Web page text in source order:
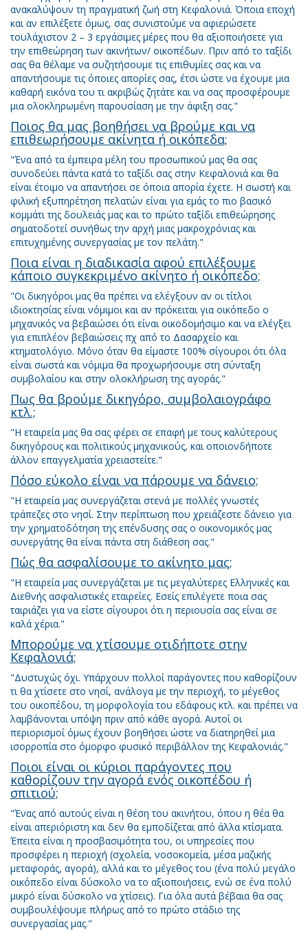
ανακαλύψουν τη πραγματική ζωή στη Κεφαλονιά. Όποια εποχή
και αν επιλέξετε όμως, σας συνιστούμε να αφιερώσετε
τουλάχιστον 2 – 3 εργάσιμες μέρες που θα αξιοποιήσετε για
την επιθεώρηση των ακινήτων/ οικοπέδων. Πριν από το ταξίδι
σας θα θέλαμε να συζητήσουμε τις επιθυμίες σας και να
απαντήσουμε τις όποιες απορίες σας, έτσι ώστε να έχουμε μια
καθαρή εικόνα του τι ακριβώς ζητάτε και να σας προσφέρουμε
μια ολοκληρωμένη παρουσίαση με την άφιξη σας."
Ποιος θα μας βοηθήσει να βρούμε και να
επιθεωρήσουμε ακίνητα ή οικόπεδα;
"Ένα από τα έμπειρα μέλη του προσωπικού μας θα σας
συνοδεύει πάντα κατά το ταξίδι σας στην Κεφαλονιά και θα
είναι έτοιμο να απαντήσει σε όποια απορία έχετε. Η σωστή και
φιλική εξυπηρέτηση πελατών είναι για εμάς το πιο βασικό
κομμάτι της δουλειάς μας και το πρώτο ταξίδι επιθεώρησης
σηματοδοτεί συνήθως την αρχή μιας μακροχρόνιας και
επιτυχημένης συνεργασίας με τον πελάτη."
Ποια είναι η διαδικασία αφού επιλέξουμε
κάποιο συγκεκριμένο ακίνητο ή οικόπεδο;
"Οι δικηγόροι μας θα πρέπει να ελέγξουν αν οι τίτλοι
ιδιοκτησίας είναι νόμιμοι και αν πρόκειται για οικόπεδο ο
μηχανικός να βεβαιώσει ότι είναι οικοδομήσιμο και να ελέγξει
για επιπλέον βεβαιώσεις πχ από το Δασαρχείο και
κτηματολόγιο. Μόνο όταν θα είμαστε 100% σίγουροι ότι όλα
είναι σωστά και νόμιμα θα προχωρήσουμε στη σύνταξη
συμβολαίου και στην ολοκλήρωση της αγοράς."
Πως θα βρούμε δικηγόρο, συμβολαιογράφο
κτλ.;
"Η εταιρεία μας θα σας φέρει σε επαφή με τους καλύτερους
δικηγόρους και πολιτικούς μηχανικούς, και οποιονδήποτε
άλλον επαγγελματία χρειαστείτε."
Πόσο εύκολο είναι να πάρουμε να δάνειο;
"Η εταιρεία μας συνεργάζεται στενά με πολλές γνωστές
τράπεζες στο νησί. Στην περίπτωση που χρειάζεστε δάνειο για
την χρηματοδότηση της επένδυσης σας ο οικονομικός μας
συνεργάτης θα είναι πάντα στη διάθεση σας."
Πώς θα ασφαλίσουμε το ακίνητο μας;
"Η εταιρεία μας συνεργάζεται με τις μεγαλύτερες Ελληνικές και
Διεθνής ασφαλιστικές εταιρείες. Εσείς επιλέγετε ποια σας
ταιριάζει για να είστε σίγουροι ότι η περιουσία σας είναι σε
καλά χέρια."
Μπορούμε να χτίσουμε οτιδήποτε στην
Κεφαλονιά;
"Δυστυχώς όχι. Υπάρχουν πολλοί παράγοντες που καθορίζουν
τι θα χτίσετε στο νησί, ανάλογα με την περιοχή, το μέγεθος
του οικοπέδου, τη μορφολογία του εδάφους κτλ. και πρέπει να
λαμβάνονται υπόψη πριν από κάθε αγορά. Αυτοί οι
περιορισμοί όμως έχουν βοηθήσει ώστε να διατηρηθεί μια
ισορροπία στο όμορφο φυσικό περιβάλλον της Κεφαλονιάς."
Ποιοι είναι οι κύριοι παράγοντες που
καθορίζουν την αγορά ενός οικοπέδου ή
σπιτιού;
"Ένας από αυτούς είναι η θέση του ακινήτου, όπου η θέα θα
είναι απεριόριστη και δεν θα εμποδίζεται από άλλα κτίσματα.
Έπειτα είναι η προσβασιμότητα του, οι υπηρεσίες που
προσφέρει η περιοχή (σχολεία, νοσοκομεία, μέσα μαζικής
μεταφοράς, αγορά), αλλά και το μέγεθος του (ένα πολύ μεγάλο
οικόπεδο είναι δύσκολο να το αξιοποιήσεις, ενώ σε ένα πολύ
μικρό είναι δύσκολο να χτίσεις). Για όλα αυτά βέβαια θα σας
συμβουλέψουμε πλήρως από το πρώτο στάδιο της
συνεργασίας μας."